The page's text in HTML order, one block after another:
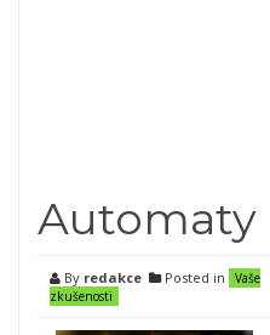
Automaty
By redakce Posted in
Vaše
zkušenosti